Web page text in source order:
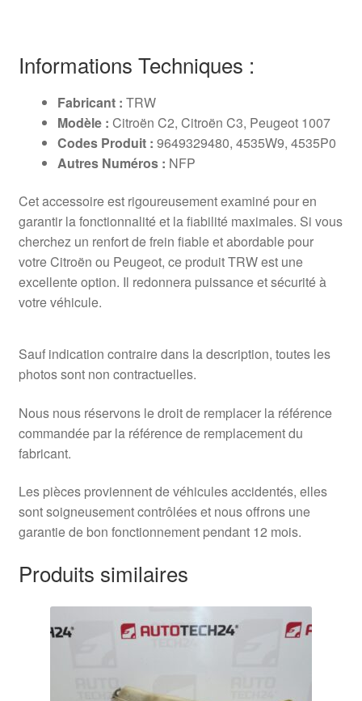
Informations Techniques :
Fabricant : TRW
Modèle : Citroën C2, Citroën C3, Peugeot 1007
Codes Produit : 9649329480, 4535W9, 4535P0
Autres Numéros : NFP
Cet accessoire est rigoureusement examiné pour en
garantir la fonctionnalité et la fiabilité maximales. Si vous
cherchez un renfort de frein fiable et abordable pour
votre Citroën ou Peugeot, ce produit TRW est une
excellente option. Il redonnera puissance et sécurité à
votre véhicule.
Sauf indication contraire dans la description, toutes les
photos sont non contractuelles.
Nous nous réservons le droit de remplacer la référence
commandée par la référence de remplacement du
fabricant.
Les pièces proviennent de véhicules accidentés, elles
sont soigneusement contrôlées et nous offrons une
garantie de bon fonctionnement pendant 12 mois.
Produits similaires